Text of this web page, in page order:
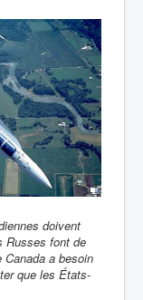
doivent
Russes font de
a besoin
que les États-